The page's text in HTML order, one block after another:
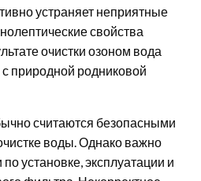
устраняет неприятные
свойства
очистки озоном вода
с природной родниковой
считаются безопасными
воды. Однако важно
установке, эксплуатации и